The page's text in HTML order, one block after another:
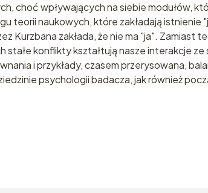
choć wpływających na siebie modułów,
teorii naukowych, które zakładają istnienie
Kurzbana zakłada, że nie ma "ja". Zamiast
stałe konflikty kształtują nasze interakcje
i przykłady, czasem przerysowana,
psychologii badacza, jak również